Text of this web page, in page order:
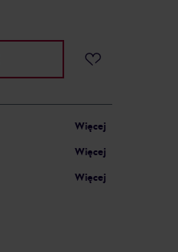
Więcej
Więcej
Więcej